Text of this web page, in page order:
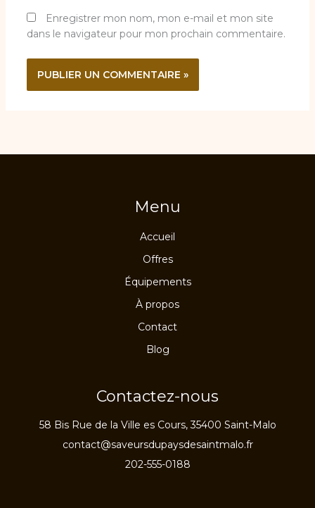
Enregistrer mon nom, mon e-mail et mon site
dans le navigateur pour mon prochain commentaire.
Menu
Accueil
Offres
Équipements
À propos
Contact
Blog
Contactez-nous
58 Bis Rue de la Ville es Cours, 35400 Saint-Malo
contact@saveursdupaysdesaintmalo.fr
202-555-0188